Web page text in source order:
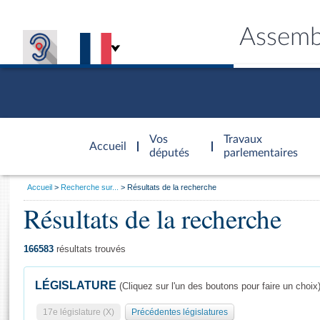
Accueil
d'accueil
Vos
députés
Travaux
parlementaires
Général
Vous
Accueil Recherche sur... Résultats de la recherche
Résultats de la recherche
166583 résultats trouvés
LÉGISLATURE (Cliquez sur l'un des boutons pour faire un choix)
17e législature (X) Précédentes législatures